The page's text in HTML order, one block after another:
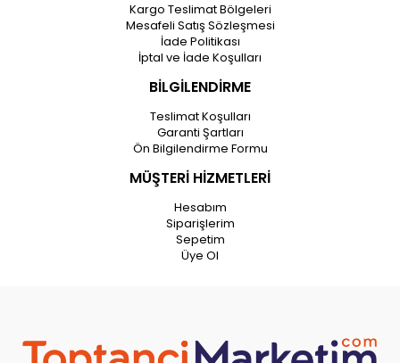
Kargo Teslimat Bölgeleri
Mesafeli Satış Sözleşmesi
İade Politikası
İptal ve İade Koşulları
BİLGİLENDİRME
Teslimat Koşulları
Garanti Şartları
Ön Bilgilendirme Formu
MÜŞTERİ HİZMETLERİ
Hesabım
Siparişlerim
Sepetim
Üye Ol